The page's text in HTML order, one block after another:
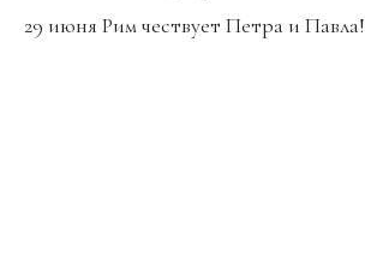
29 июня Рим чествует Петра и Павла!